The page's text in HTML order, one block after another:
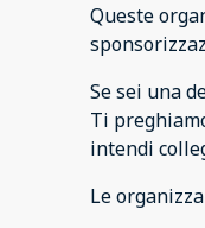
Queste
Se sei una
Ti
intendi
Le